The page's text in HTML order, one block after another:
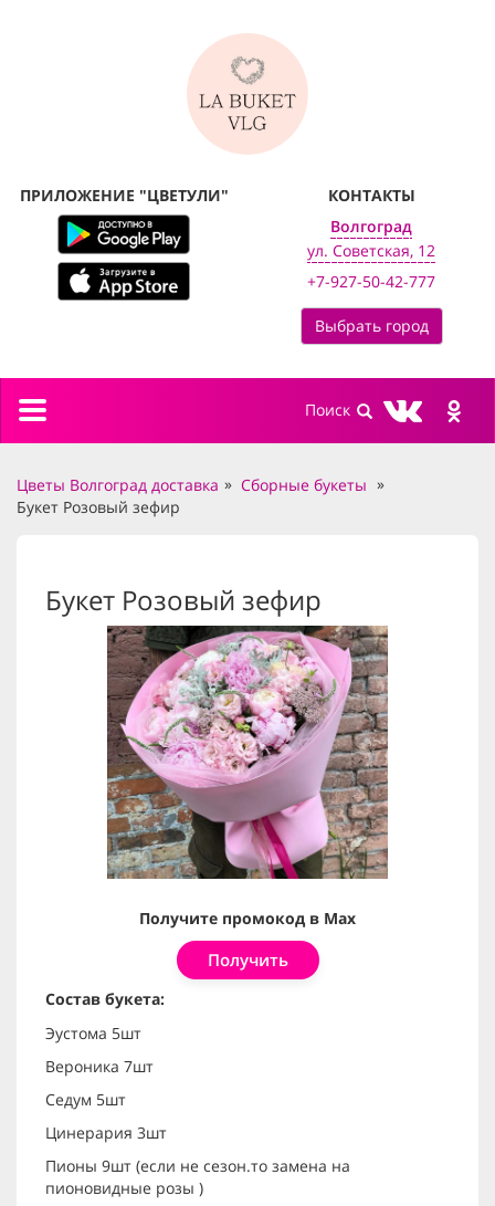
ПРИЛОЖЕНИЕ "ЦВЕТУЛИ"
КОНТАКТЫ
Волгоград
ул. Советская, 12
+7-927-50-42-777
Выбрать город
Toggle
Цветы Волгоград доставка
Сборные букеты
Букет Розовый зефир
Букет Розовый зефир
Получите промокод в Max
Получить
Состав букета:
Эустома 5шт
Вероника 7шт
Седум 5шт
Цинерария 3шт
Пионы 9шт (если не сезон.то замена на
пионовидные розы )